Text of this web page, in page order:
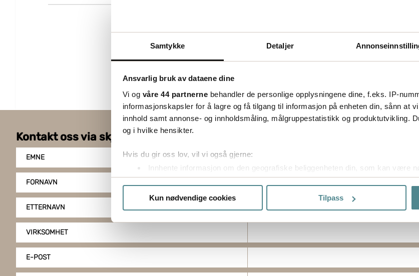
Samtykke Detaljer
Ansvarlig bruk av dataene dine
Vi og våre 44 partnerne behandler de personlige opplysningene dine, f.eks. IP-
informasjonskapsler for å lagre og få tilgang til informasjon på enheten din, sånn at
innhold samt annonse- og innholdsmåling, målgruppestatistikk og produktutvikling.
og i hvilke hensikter.
Hvis du gir oss lov, vil vi også gjerne:
Innhente informasjon om den geografiske beliggenheten din, som kan være
Identifisere enheten din ved å aktivt skanne den for bestemte
mer info kan du lese om hvordan dine personlige data behandles og hvordan
gir du ditt samtykke til å bruke cookies. Du kan også administrere innstillingene
Kun nødvendige cookies Tilpass
Kontakt oss via skjemaet
EMNE
FORNAVN
ETTERNAVN
VIRKSOMHET
E-POST